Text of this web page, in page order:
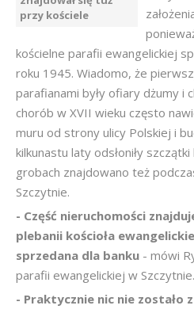
przy kościele
kościelne parafii ewangelickiej
roku 1945. Wiadomo, że
parafianami były ofiary dżumy i
chorób w XVII wieku często
muru od strony ulicy Polskiej i
kilkunastu laty odsłoniły
grobach znajdowano też
Szczytnie.
- Część nieruchomości
plebanii kościoła
sprzedana dla banku - mówi
parafii ewangelickiej w Szczytnie.
- Praktycznie nic nie zostało